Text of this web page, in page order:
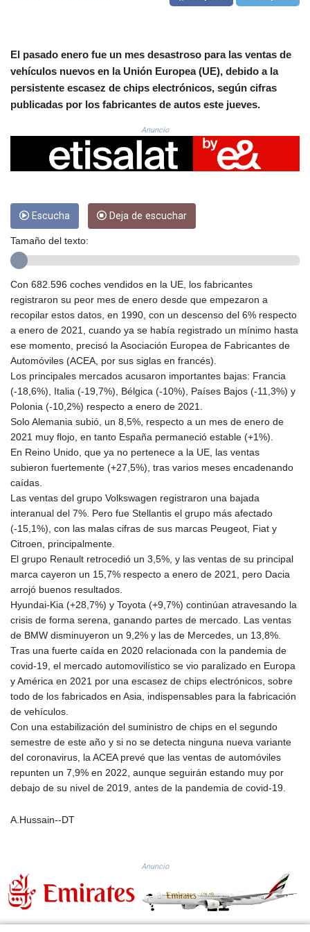
CRC 522.691555
CVE 110.139177
CZK 24.180463
DJF 205.251075
DKK 7.475355
DOP 67.221459
DZD 153.497698
EGP 57.432011
ERN 17.315419
ETB 186.038334
FKP 0.857481
GBP 0.857373
GEL 3.018718
GMD 84.845162
GNF 10124.083393
GTQ 8.791956
GYD 241.124538
HKD 9.054775
HNL 30.893904
HRK 7.535207
HTG 150.703267
IDR 20683.84493
ILS 3.477857
INR 109.853402
IRR
1587015.850814
JMD 183.165198
KES 149.373012
KGS 100.948559
KHR 4671.521595
KRW 1644.468592
KWD 0.356651
KYD 0.960607
LAK 26056.345982
103219.381749
LKR 386.741231
LRD 208.05232
MAD 10.743027
MGA 4906.267554
El pasado enero fue un mes desastroso para las ventas de
vehículos nuevos en la Unión Europea (UE), debido a la
persistente escasez de chips electrónicos, según cifras
publicadas por los fabricantes de autos este jueves.
Anuncio
Escucha Deja de escuchar
Tamaño del texto:
Con 682.596 coches vendidos en la UE, los fabricantes
registraron su peor mes de enero desde que empezaron a
recopilar estos datos, en 1990, con un descenso del 6% respecto
a enero de 2021, cuando ya se había registrado un mínimo hasta
ese momento, precisó la Asociación Europea de Fabricantes de
Automóviles (ACEA, por sus siglas en francés).
Los principales mercados acusaron importantes bajas: Francia
(-18,6%), Italia (-19,7%), Bélgica (-10%), Países Bajos (-11,3%) y
Polonia (-10,2%) respecto a enero de 2021.
Solo Alemania subió, un 8,5%, respecto a un mes de enero de
2021 muy flojo, en tanto España permaneció estable (+1%).
En Reino Unido, que ya no pertenece a la UE, las ventas
subieron fuertemente (+27,5%), tras varios meses encadenando
caídas.
Las ventas del grupo Volkswagen registraron una bajada
interanual del 7%. Pero fue Stellantis el grupo más afectado
(-15,1%), con las malas cifras de sus marcas Peugeot, Fiat y
Citroen, principalmente.
El grupo Renault retrocedió un 3,5%, y las ventas de su principal
marca cayeron un 15,7% respecto a enero de 2021, pero Dacia
arrojó buenos resultados.
Hyundai-Kia (+28,7%) y Toyota (+9,7%) continúan atravesando la
crisis de forma serena, ganando partes de mercado. Las ventas
de BMW disminuyeron un 9,2% y las de Mercedes, un 13,8%.
Tras una fuerte caída en 2020 relacionada con la pandemia de
covid-19, el mercado automovilístico se vio paralizado en Europa
y América en 2021 por una escasez de chips electrónicos, sobre
todo de los fabricados en Asia, indispensables para la fabricación
de vehículos.
Con una estabilización del suministro de chips en el segundo
semestre de este año y si no se detecta ninguna nueva variante
del coronavirus, la ACEA prevé que las ventas de automóviles
repunten un 7,9% en 2022, aunque seguirán estando muy por
debajo de su nivel de 2019, antes de la pandemia de covid-19.
A.Hussain--DT
Anuncio